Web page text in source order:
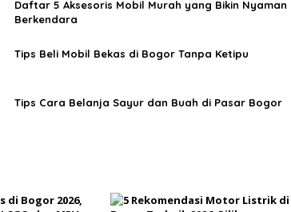
Daftar 5 Aksesoris Mobil Murah yang Bikin Nyaman
Berkendara
Tips Beli Mobil Bekas di Bogor Tanpa Ketipu
Tips Cara Belanja Sayur dan Buah di Pasar Bogor